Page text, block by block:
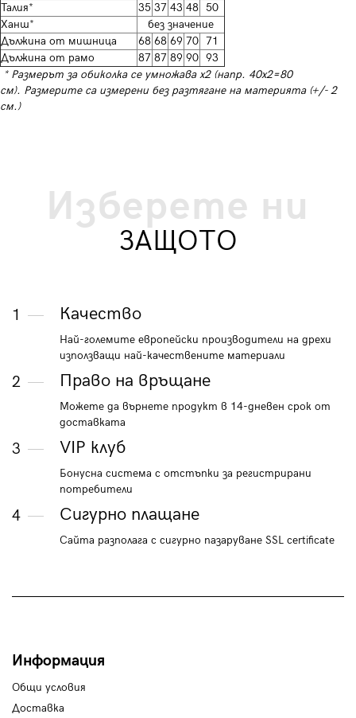
Талия*
35 37 43 48 50
Ханш*
без значение
Дължина от мишница
68 68 69 70 71
Дължина от рамо
87 87 89 90 93
* Размерът за обиколка се умножава х2 (напр. 40х2=80
см). Размерите са измерени без разтягане на материята (+/- 2
см.)
Изберете ни
ЗАЩОТО
1 Качество
Най-големите европейски производители на дрехи
използващи най-качествените материали
2 Право на връщане
Можете да върнете продукт в 14-дневен срок от
доставката
3 VIP клуб
Бонусна система с отстъпки за регистрирани
потребители
4 Сигурно плащане
Сайта разполага с сигурно пазаруване SSL certificate
Информация
Общи условия
Доставка